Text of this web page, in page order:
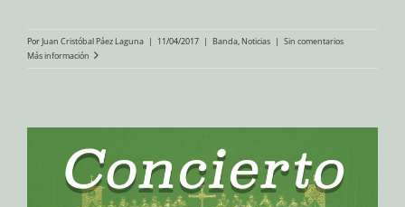
PorJuan Cristóbal Páez Laguna | 11/04/2017 | Banda, Noticias | Sin comentarios
Más información